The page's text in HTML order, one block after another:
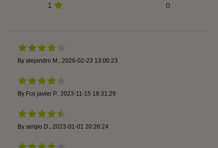
1
0
By alejandro M. 2026-02-23 13:00:23
By Fco javier P. 2023-11-15 18:31:29
By sergio D. 2023-01-01 20:26:24